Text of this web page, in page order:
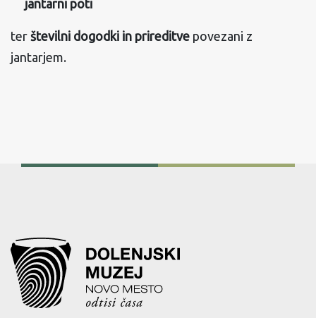
jantarni poti
ter številni dogodki in prireditve povezani z
jantarjem.